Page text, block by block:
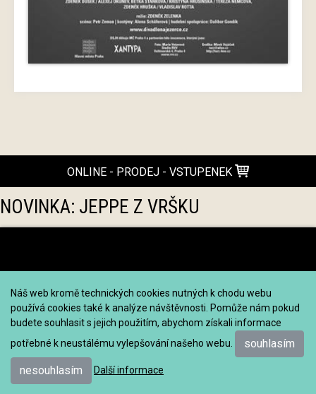
ONLINE - PRODEJ - VSTUPENEK
NOVINKA: JEPPE Z VRŠKU
Náš web kromě technických cookies nutných k chodu webu
používá cookies také k analýze návštěvnosti. Pomůže nám pokud
budete souhlasit s jejich použitím, abychom získali informace
potřebné k neustálému vylepšování našeho webu.
souhlasím
nesouhlasím
Další informace